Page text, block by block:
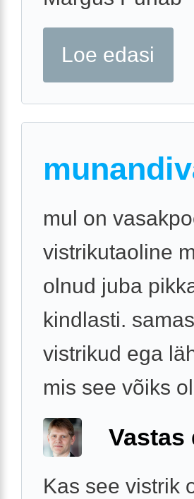
Loe edasi
mul on
vistrikutaoline
olnud juba
kindlasti.
vistrikud ega
mis see võiks
Vastas
Kas see vistrik